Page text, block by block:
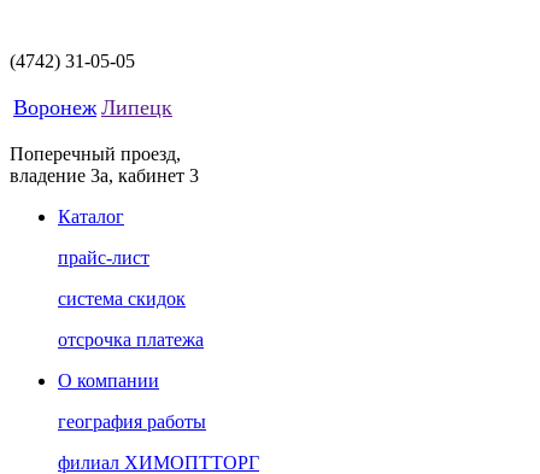
(4742) 31-05-05
Воронеж Липецк
Поперечный проезд,
владение 3а, кабинет 3
Каталог
прайс-лист
система скидок
отсрочка платежа
О компании
география работы
филиал ХИМОПТТОРГ